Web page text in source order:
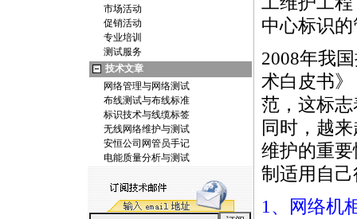
市场活动
促销活动
专业培训
测试服务
技术文章
网络管理与网络测试
布线测试与布线标准
标识技术与线缆标签
无线网络维护与测试
安恒公司网管员手记
电能质量分析与测试
中心标识
2008年我
术白皮书
范，这标
同时，越
维护的重
制适用自
1、网络机